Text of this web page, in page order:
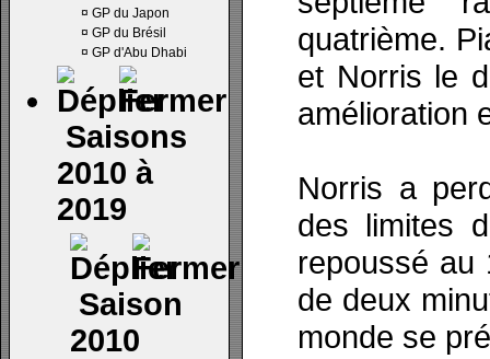
¤ GP du Japon
¤ GP du Brésil
¤ GP d'Abu Dhabi
Saisons
2010 à
2019
Saison
2010
quatrième.
et Norris le
amélioration
Norris a
des limites
repoussé au
de deux
monde se